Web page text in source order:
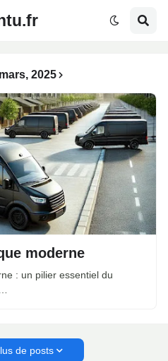
2025
moderne
: un pilier essentiel du
de posts